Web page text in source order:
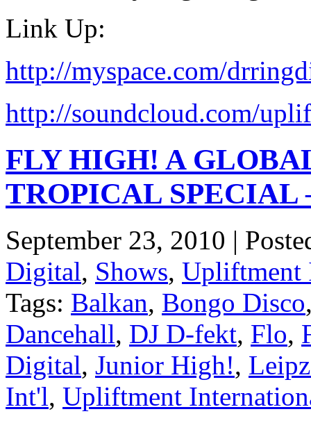
Link Up:
http://myspace.com/
http://soundcloud.com/
FLY HIGH! A
TROPICAL SPECIAL
September 23, 2010 |
Digital, Shows, Upliftment
Tags: Balkan, Bongo Disco
Dancehall, DJ D-fekt, Flo,
Digital, Junior High!,
Int'l, Upliftment